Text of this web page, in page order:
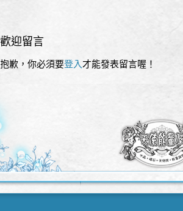
歡迎留言
抱歉，你必須要登入 才能發表留言喔！